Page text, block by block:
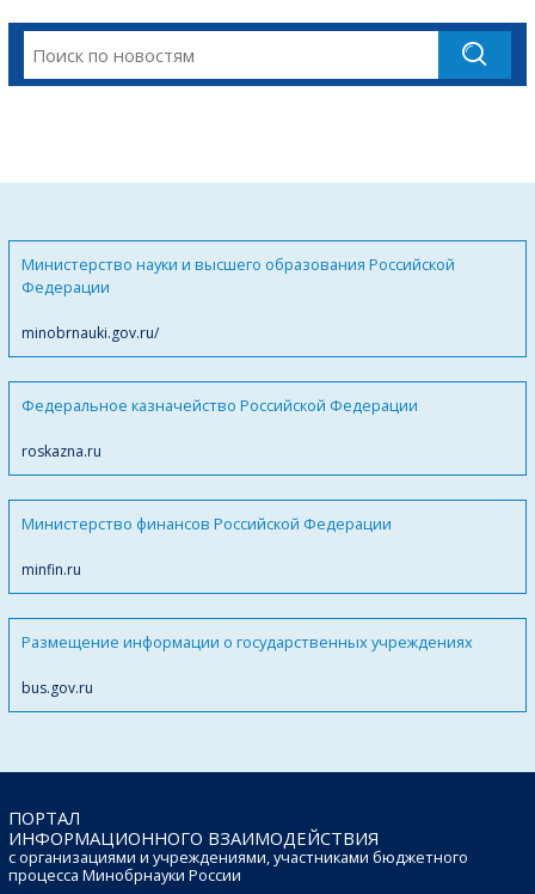
Министерство науки и высшего образования Российской
Федерации
minobrnauki.gov.ru/
Федеральное казначейство Российской Федерации
roskazna.ru
Министерство финансов Российской Федерации
minfin.ru
Размещение информации о государственных учреждениях
bus.gov.ru
ПОРТАЛ
ИНФОРМАЦИОННОГО ВЗАИМОДЕЙСТВИЯ
с организациями и учреждениями, участниками бюджетного
процесса Минобрнауки России